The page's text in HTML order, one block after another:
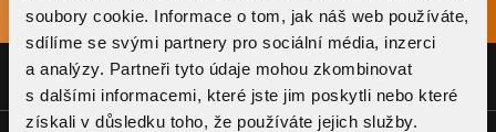
soubory cookie. Informace o tom, jak náš web používáte,
sdílíme se svými partnery pro sociální média, inzerci
a analýzy. Partneři tyto údaje mohou zkombinovat
s dalšími informacemi, které jste jim poskytli nebo které
získali v důsledku toho, že používáte jejich služby.
NÁZEV STÁHNOUT